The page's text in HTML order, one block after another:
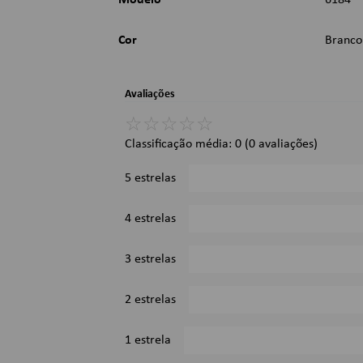
Cor Branco
Avaliações
☆ ☆ ☆ ☆ ☆
Classificação média: 0 (0 avaliações)
5 estrelas
4 estrelas
3 estrelas
2 estrelas
1 estrela